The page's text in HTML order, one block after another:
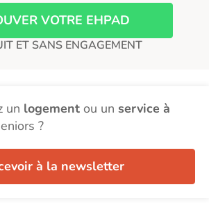
VOTRE EHPAD
ET SANS ENGAGEMENT
un logement ou un service à
?
à la newsletter